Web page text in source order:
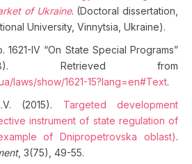
of Ukraine. (Doctoral dissertation,
University, Vinnytsia, Ukraine).
1621-IV “On State Special Programs”
Retrieved from
laws/show/1621-15?lang=en#Text.
(2015). Targeted development
instrument of state regulation of
of Dnipropetrovska oblast).
, 3(75), 49-55.